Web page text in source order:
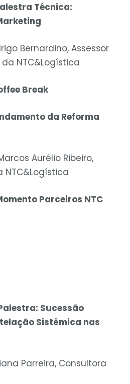
Técnica:
Bernardino, Assessor
NTC&Logística
Break
da Reforma
Aurélio Ribeiro,
NTC&Logística
Parceiros NTC
Sucessão
Sistêmica nas
Parreira, Consultora